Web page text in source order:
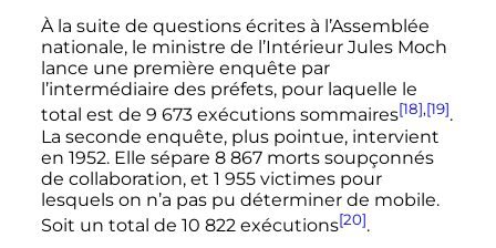
À la suite de questions écrites à l’Assemblée
nationale, le ministre de l’Intérieur Jules Moch
lance une première enquête par
l’intermédiaire des préfets, pour laquelle le
total est de 9 673 exécutions sommaires[18],[19].
La seconde enquête, plus pointue, intervient
en 1952. Elle sépare 8 867 mortssoupçonnés
de collaboration, et 1 955 victimespour
lesquels on n’a pas pu déterminer de mobile.
Soit un total de 10 822 exécutions[20].